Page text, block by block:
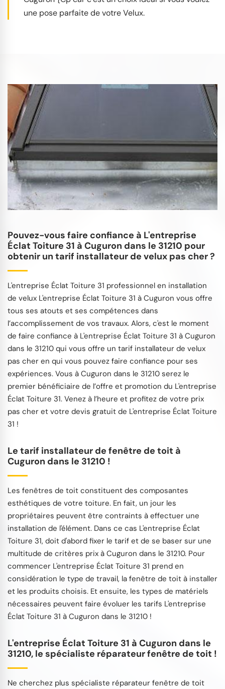
une pose parfaite de votre Velux.
Pouvez-vous faire confiance à L'entreprise
Éclat Toiture 31 à Cuguron dans le 31210 pour
obtenir un tarif installateur de velux pas cher ?
L'entreprise Éclat Toiture 31 professionnel en installation
de velux L'entreprise Éclat Toiture 31 à Cuguron vous offre
tous ses atouts et ses compétences dans
l’accomplissement de vos travaux. Alors, c'est le moment
de faire confiance à L'entreprise Éclat Toiture 31 à Cuguron
dans le 31210 qui vous offre un tarif installateur de velux
pas cher en qui vous pouvez faire confiance pour ses
expériences. Vous à Cuguron dans le 31210 serez le
premier bénéficiaire de l’offre et promotion du L'entreprise
Éclat Toiture 31. Venez à l’heure et profitez de votre prix
pas cher et votre devis gratuit de L'entreprise Éclat Toiture
31 !
Le tarif installateur de fenêtre de toit à
Cuguron dans le 31210 !
Les fenêtres de toit constituent des composantes
esthétiques de votre toiture. En fait, un jour les
propriétaires peuvent être contraints à effectuer une
installation de l'élément. Dans ce cas L'entreprise Éclat
Toiture 31, doit d'abord fixer le tarif et de se baser sur une
multitude de critères prix à Cuguron dans le 31210. Pour
commencer L'entreprise Éclat Toiture 31 prend en
considération le type de travail, la fenêtre de toit à installer
et les produits choisis. Et ensuite, les types de matériels
nécessaires peuvent faire évoluer les tarifs L'entreprise
Éclat Toiture 31 à Cuguron dans le 31210 !
L'entreprise Éclat Toiture 31 à Cuguron dans le
31210, le spécialiste réparateur fenêtre de toit !
Ne cherchez plus spécialiste réparateur fenêtre de toit